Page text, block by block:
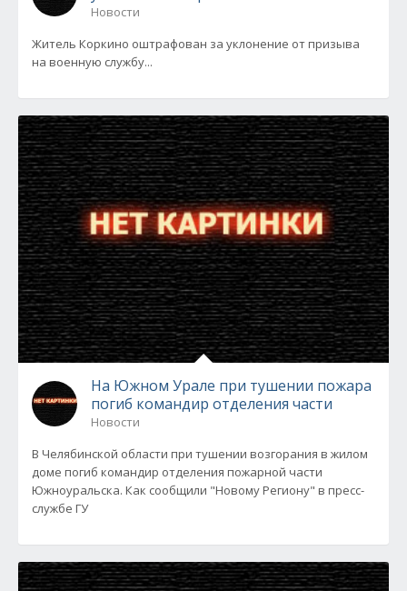
Новости
Житель Коркино оштрафован за уклонение от призыва
на военную службу...
На Южном Урале при тушении пожара
погиб командир отделения части
Новости
В Челябинской области при тушении возгорания в жилом
доме погиб командир отделения пожарной части
Южноуральска. Как сообщили "Новому Региону" в пресс-
службе ГУ